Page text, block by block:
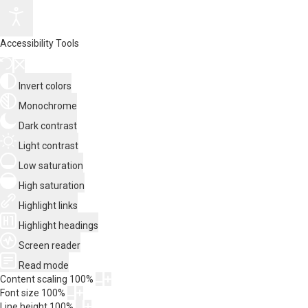
Accessibility Tools
Invert colors
Monochrome
Dark contrast
Light contrast
Low saturation
High saturation
Highlight links
Highlight headings
Screen reader
Read mode
Content scaling 100%
Font size 100%